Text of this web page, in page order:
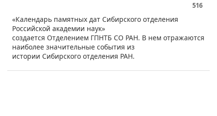
516
​«Календарь памятных дат Сибирского отделения
Российской академии наук»
создается Отделением ГПНТБ СО РАН. В нем отражаются
наиболее значительные события из
истории Сибирского отделения РАН.